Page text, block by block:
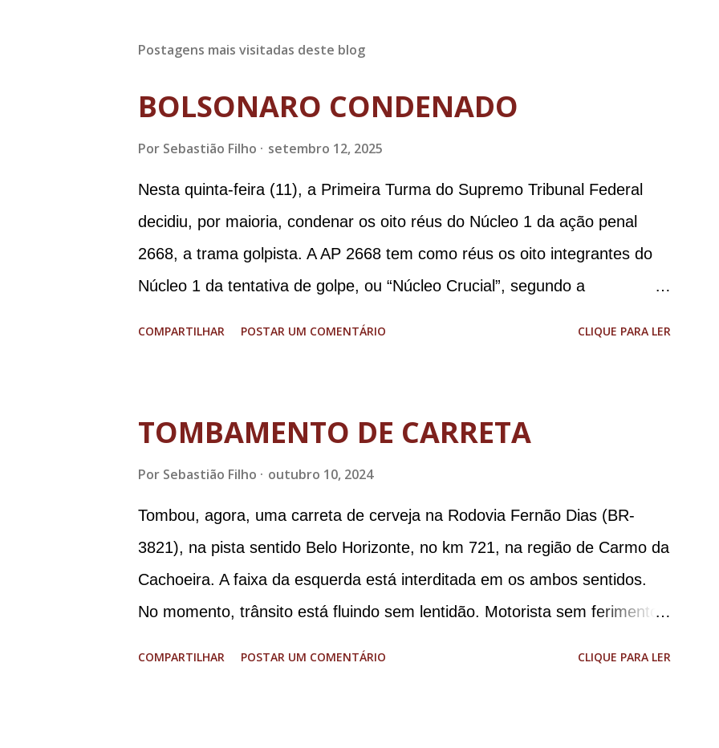
Postagens mais visitadas deste blog
BOLSONARO CONDENADO
Por Sebastião Filho setembro 12, 2025
Nesta quinta-feira (11), a Primeira Turma do Supremo Tribunal Federal
decidiu, por maioria, condenar os oito réus do Núcleo 1 da ação penal
2668, a trama golpista. A AP 2668 tem como réus os oito integrantes do
Núcleo 1 da tentativa de golpe, ou “Núcleo Crucial”, segundo a
Augusto Heleno, ex-chefe do Gabinete de Segurança Institucional (GSI); o
tenente-coronel Mauro Cid, ex-ajudante de ordens de Bolsonaro (réu-
colaborador); o ex-presidente da República Jair Bolsonaro; o general
Paulo Sérgio Nogueira, ex-ministro da Defesa; e o general da reserva
Walter Braga Netto, ex-ministro da Casa Civil e da Defesa. A acusação
envolveu os crimes de tentativa de abolição violenta do Estado
COMPARTILHAR POSTAR UM COMENTÁRIO CLIQUE PARA LER
TOMBAMENTO DE CARRETA
Por Sebastião Filho outubro 10, 2024
Tombou, agora, uma carreta de cerveja na Rodovia Fernão Dias (BR-
3821), na pista sentido Belo Horizonte, no km 721, na região de Carmo da
Cachoeira. A faixa da esquerda está interditada em os ambos sentidos.
No momento, trânsito está fluindo sem lentidão. Motorista sem ferimentos
COMPARTILHAR POSTAR UM COMENTÁRIO CLIQUE PARA LER